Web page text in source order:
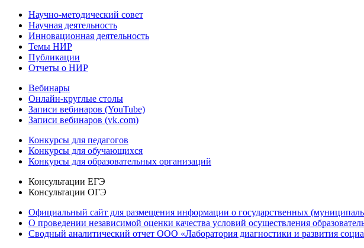
Научно-методический совет
Научная деятельность
Инновационная деятельность
Темы НИР
Публикации
Отчеты о НИР
Вебинары
Онлайн-круглые столы
Записи вебинаров (YouTube)
Записи вебинаров (vk.com)
Конкурсы для педагогов
Конкурсы для обучающихся
Конкурсы для образовательных организаций
Консультации ЕГЭ
Консультации ОГЭ
Официальный сайт для размещения информации о государственных
О проведении независимой оценки качества условий осуществления
Сводный аналитический отчет ООО «Лаборатория диагностики и развития